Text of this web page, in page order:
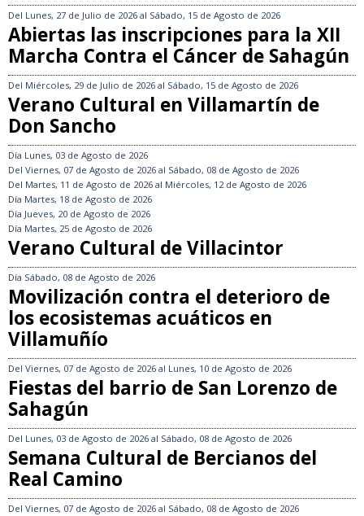
Del Lunes, 27 de Julio de 2026 al Sábado, 15 de Agosto de 2026
Abiertas las inscripciones para la XII
Marcha Contra el Cáncer de Sahagún
Del Miércoles, 29 de Julio de 2026 al Sábado, 15 de Agosto de 2026
Verano Cultural en Villamartín de
Don Sancho
Día Lunes, 03 de Agosto de 2026
Del Viernes, 07 de Agosto de 2026 al Sábado, 08 de Agosto de 2026
Del Martes, 11 de Agosto de 2026 al Miércoles, 12 de Agosto de 2026
Día Martes, 18 de Agosto de 2026
Día Jueves, 20 de Agosto de 2026
Día Martes, 25 de Agosto de 2026
Verano Cultural de Villacintor
Día Sábado, 08 de Agosto de 2026
Movilización contra el deterioro de
los ecosistemas acuáticos en
Villamuñío
Del Viernes, 07 de Agosto de 2026 al Lunes, 10 de Agosto de 2026
Fiestas del barrio de San Lorenzo de
Sahagún
Del Lunes, 03 de Agosto de 2026 al Sábado, 08 de Agosto de 2026
Semana Cultural de Bercianos del
Real Camino
Del Viernes, 07 de Agosto de 2026 al Sábado, 08 de Agosto de 2026